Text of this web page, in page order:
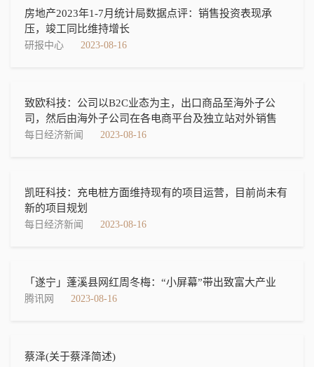
房地产2023年1-7月统计局数据点评：销售投资表现承
压，竣工同比维持增长
研报中心 2023-08-16
致欧科技：公司以B2C业态为主，出口商品至海外子公
司，然后由海外子公司在各电商平台及独立站对外销售
每日经济新闻 2023-08-16
凯旺科技：充电桩方面维持现有的项目运营，目前尚未有
新的项目规划
每日经济新闻 2023-08-16
「遂宁」蓬溪县网红周冬梅：“小屏幕”带出致富大产业
腾讯网 2023-08-16
蔡泽(关于蔡泽简述)